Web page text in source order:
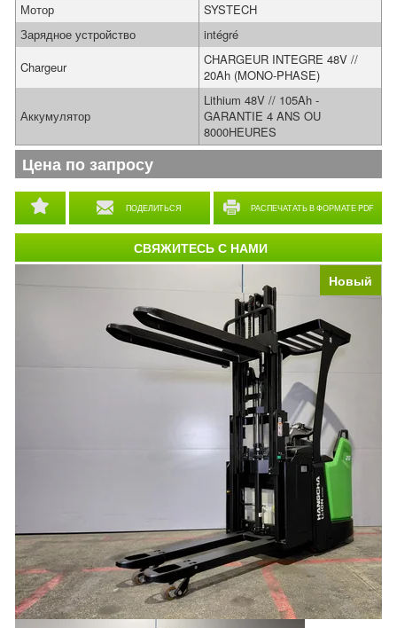
Новый
ПОДЕЛИТЬСЯ РАСПЕЧАТАТЬ В ФОРМАТЕ PDF
Мотор
SYSTECH
Зарядное устройство
intégré
Chargeur
CHARGEUR INTEGRE 48V //
20Ah (MONO-PHASE)
Аккумулятор
Lithium 48V // 105Ah -
GARANTIE 4 ANS OU
8000HEURES
Цена по запросу
СВЯЖИТЕСЬ С НАМИ